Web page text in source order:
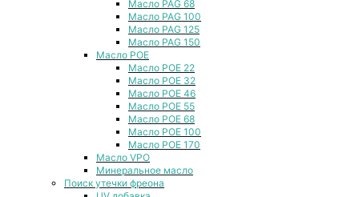
Масло PAG 68
Масло PAG 100
Масло PAG 125
Масло PAG 150
Масло POE
Масло POE 22
Масло POE 32
Масло POE 46
Масло POE 55
Масло POE 68
Масло POE 100
Масло POE 170
Масло VPO
Минеральное масло
Поиск утечки фреона